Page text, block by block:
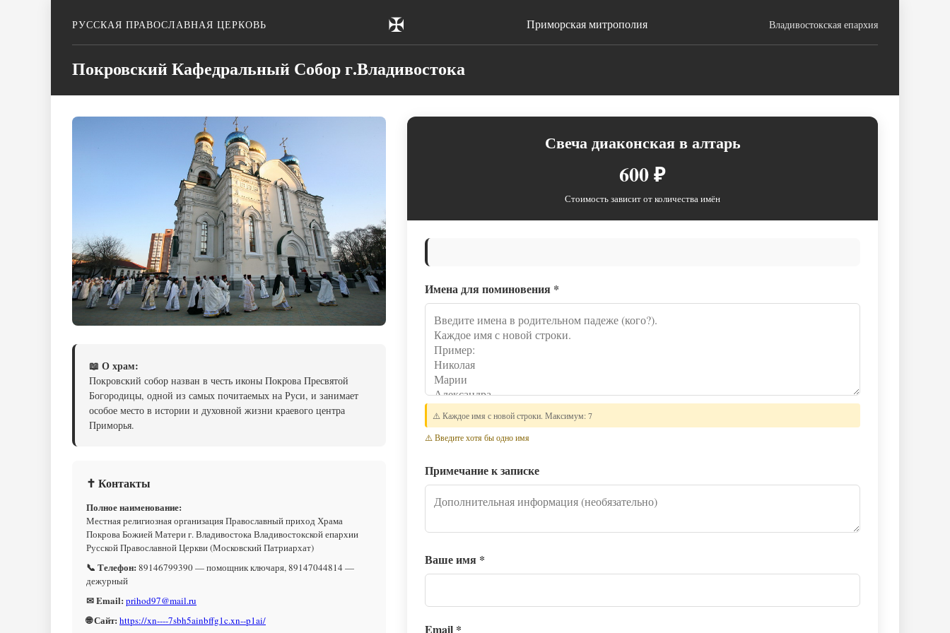
РУССКАЯ ПРАВОСЛАВНАЯ ЦЕРКОВЬ ✠ Приморская митрополия Владивостокская епархия
Покровский Кафедральный Собор г.Владивостока
📖 О храм:
Покровский собор назван в честь иконы Покрова Пресвятой
Богородицы, одной из самых почитаемых на Руси, и занимает
особое место в истории и духовной жизни краевого центра
Приморья.
✝ Контакты
Полное наименование:
Местная религиозная организация Православный приход Храма
Покрова Божией Матери г. Владивостока Владивостокской епархии
Русской Православной Церкви (Московский Патриархат)
📞 Телефон: 89146799390 — помощник ключаря, 89147044814 —
дежурный
✉ Email: prihod97@mail.ru
🌐 Сайт: https://xn----7sbh5ainbffg1c.xn--p1ai/
Свеча диаконская в алтарь
600 ₽
Стоимость зависит от количества имён
Имена для поминовения *
⚠️ Каждое имя с новой строки. Максимум: 7
⚠️ Введите хотя бы одно имя
Примечание к записке
Ваше имя *
Email *